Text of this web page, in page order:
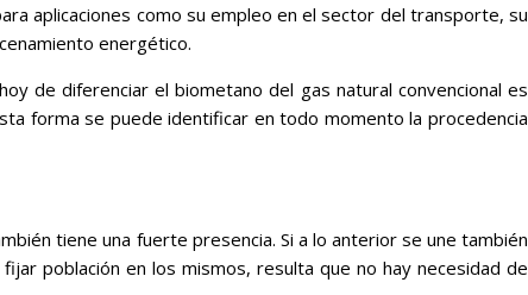
aplicaciones como su empleo en el sector del transporte, su
energético.
de diferenciar el biometano del gas natural convencional es
forma se puede identificar en todo momento la procedencia
tiene una fuerte presencia. Si a lo anterior se une también
población en los mismos, resulta que no hay necesidad de